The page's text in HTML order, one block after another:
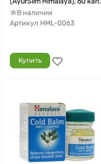
В наличии
Артикул HML-0063
Купить